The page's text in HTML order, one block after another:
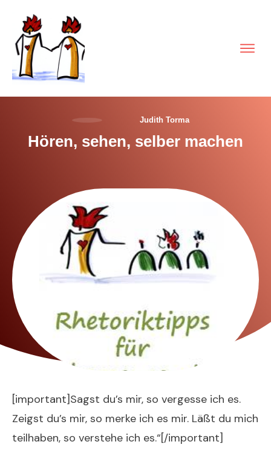
Judith Torma
Hören, sehen, selber machen
[important]Sagst du’s mir, so vergesse ich es.
Zeigst du’s mir, so merke ich es mir. Läßt du mich
teilhaben, so verstehe ich es.“[/important]